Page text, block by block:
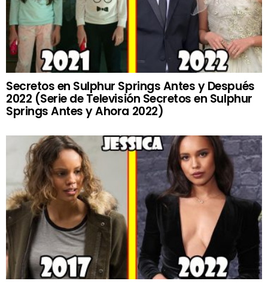
Secretos en Sulphur Springs Antes y Después
2022 (Serie de Televisión Secretos en Sulphur
Springs Antes y Ahora 2022)